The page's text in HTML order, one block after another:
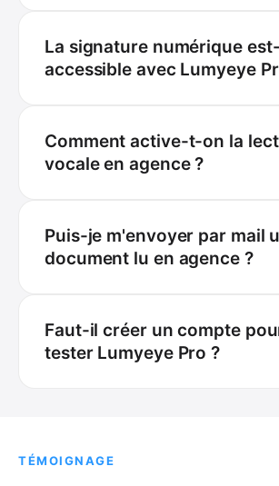
La signature numérique
accessible avec Lumyeye
Comment active-t-on la
vocale en agence ?
Puis-je m'envoyer par mail
document lu en agence ?
Faut-il créer un compte
tester Lumyeye Pro ?
TÉMOIGNAGE